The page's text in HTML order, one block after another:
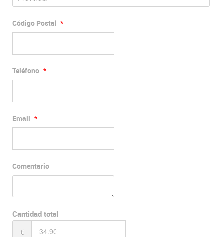
Código Postal *
Teléfono *
Email *
Comentario
Cantidad total
€